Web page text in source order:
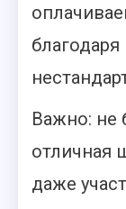
Важно: не
отличная
даже